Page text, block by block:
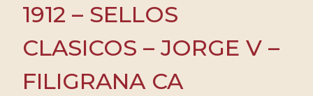
1912 – SELLOS
CLASICOS – JORGE V –
FILIGRANA CA